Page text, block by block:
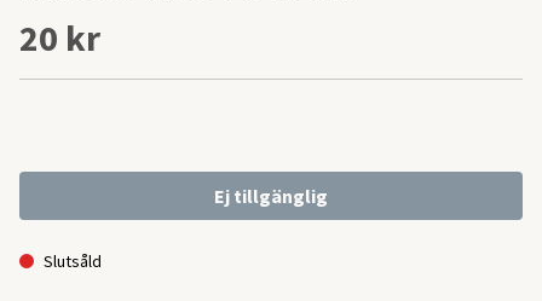
20 kr
Ej tillgänglig
Slutsåld